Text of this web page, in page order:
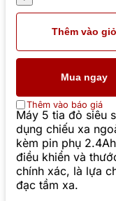
Thêm vào giỏ
Mua ngay
Thêm vào báo giá
Máy 5 tia đỏ siêu
dụng chiếu xa
kèm pin phụ
điều khiển và
chính xác, là lựa
đạc tầm xa.